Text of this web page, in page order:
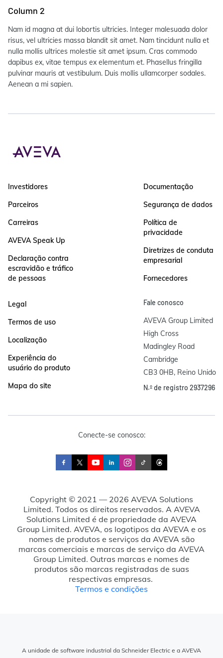
Column 2
Nam id magna at dui lobortis ultricies. Integer malesuada dolor
risus, vel ultricies massa blandit sit amet. Nam tincidunt nulla et
nulla mollis ultrices molestie sit amet ipsum. Cras commodo
dapibus ex, vitae tempus ex elementum et. Phasellus fringilla
pulvinar mauris at vestibulum. Duis mollis ullamcorper sodales.
Aenean a mi sapien.
Investidores
Parceiros
Carreiras
AVEVA Speak Up
Declaração contra
escravidão e tráfico
de pessoas
Documentação
Segurança de dados
Política de
privacidade
Diretrizes de conduta
empresarial
Fornecedores
Legal
Termos de uso
Localização
Experiência do
usuário do produto
Mapa do site
Fale conosco
AVEVA Group Limited
High Cross
Madingley Road
Cambridge
CB3 0HB, Reino Unido
N.º de registro 2937296
Conecte-se conosco:
Copyright © 2021 — 2026 AVEVA Solutions
Limited. Todos os direitos reservados. A AVEVA
Solutions Limited é de propriedade da AVEVA
Group Limited. AVEVA, os logotipos da AVEVA e os
nomes de produtos e serviços da AVEVA são
marcas comerciais e marcas de serviço da AVEVA
Group Limited. Outras marcas e nomes de
produtos são marcas registradas de suas
respectivas empresas.
Termos e condições
A unidade de software industrial da Schneider Electric e a AVEVA